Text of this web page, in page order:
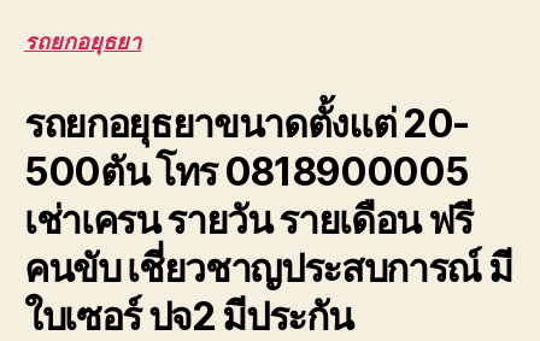
ชิ้น
งาน
บางปะอิน
วังน้อย
โรจ
0888000456
รถยกอยุธยา
รถยกอยุธยาขนาดตั้งแต่ 20-
500ตัน โทร 0818900005
เช่าเครน รายวัน รายเดือน ฟรี
คนขับ เชี่ยวชาญประสบการณ์ มี
ใบเซอร์ ปจ2 มีประกัน